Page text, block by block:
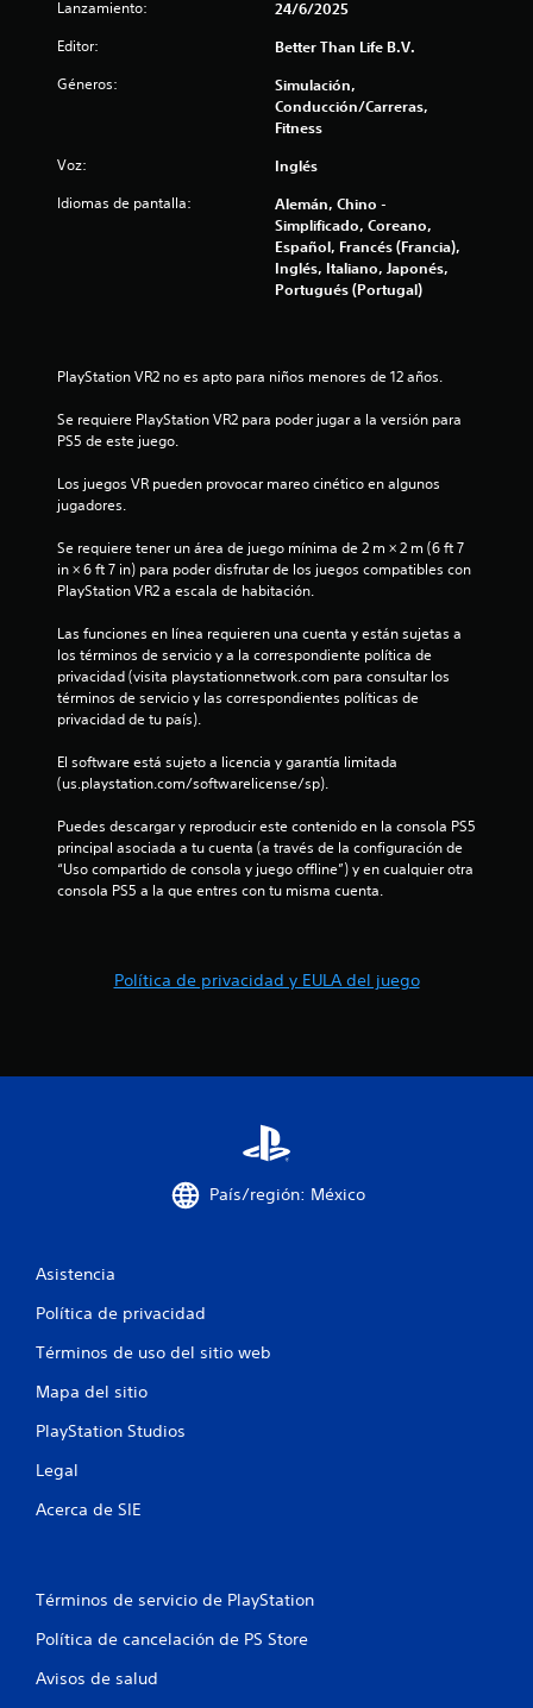
s
Lanzamiento: 24/6/2025
Editor: Better Than Life B.V.
Géneros:
Simulación,
Conducción/Carreras,
Fitness
Voz: Inglés
Idiomas de pantalla:
Alemán, Chino -
Simplificado, Coreano,
Español, Francés (Francia),
Inglés, Italiano, Japonés,
Portugués (Portugal)
PlayStation VR2 no es apto para niños menores de 12 años.
Se requiere PlayStation VR2 para poder jugar a la versión para
PS5 de este juego.
Los juegos VR pueden provocar mareo cinético en algunos
jugadores.
Se requiere tener un área de juego mínima de 2 m × 2 m (6 ft 7
in × 6 ft 7 in) para poder disfrutar de los juegos compatibles con
PlayStation VR2 a escala de habitación.
Las funciones en línea requieren una cuenta y están sujetas a
los términos de servicio y a la correspondiente política de
privacidad (visita playstationnetwork.com para consultar los
términos de servicio y las correspondientes políticas de
privacidad de tu país).
El software está sujeto a licencia y garantía limitada
(us.playstation.com/softwarelicense/sp).
Puedes descargar y reproducir este contenido en la consola PS5
principal asociada a tu cuenta (a través de la configuración de
“Uso compartido de consola y juego offline”) y en cualquier otra
consola PS5 a la que entres con tu misma cuenta.
Política de privacidad y EULA del juego
País/región: México
Asistencia
Política de privacidad
Términos de uso del sitio web
Mapa del sitio
PlayStation Studios
Legal
Acerca de SIE
Términos de servicio de PlayStation
Política de cancelación de PS Store
Avisos de salud